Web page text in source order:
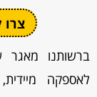
לאספקה